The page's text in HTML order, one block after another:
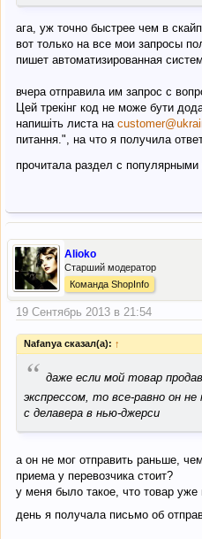
ага, уж точно быстрее чем в
вот только на все мои запросы
пишет автоматизированная
вчера отправила им запрос с
Цей трекінг код не може бути
напишіть листа на
питання.", на что я получила
прочитала раздел с популярными
Alioko
Старший модератор
Команда ShopInfo
19 Сентябрь 2013 в 21:54
Nafanya сказал(а): ↑
“ даже если мой товар
экспрессом, то все-равно он
с делавера в нью-джерси
а он не мог отправить раньше,
приема у перевозчика стоит?
у меня было такое, что товар
день я получала письмо об